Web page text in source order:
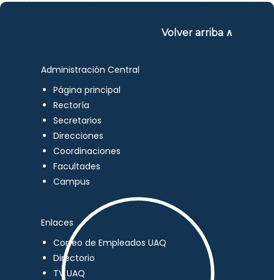
Volver arriba ∧
Administración Central
Página principal
Rectoría
Secretarios
Direcciones
Coordinaciones
Facultades
Campus
Enlaces
Correo de Empleados UAQ
Directorio
TV UAQ